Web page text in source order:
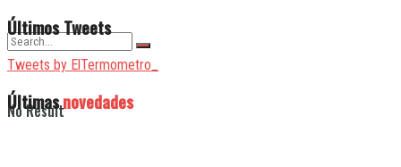
No Result
Últimos Tweets
Tweets by ElTermometro_
Últimasnovedades